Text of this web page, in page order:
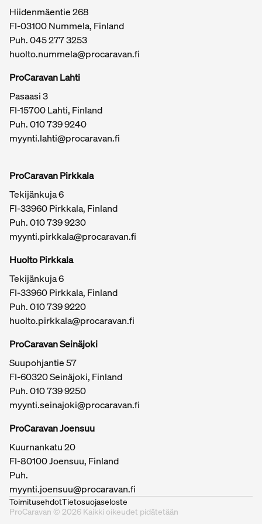
Hiidenmäentie 268
FI-03100 Nummela, Finland
Puh. 045 277 3253
huolto.nummela@procaravan.fi
ProCaravan Lahti
Pasaasi 3
FI-15700 Lahti, Finland
Puh.010 739 9240
myynti.lahti@procaravan.fi
ProCaravan Pirkkala
Tekijänkuja 6
FI-33960 Pirkkala, Finland
Puh.010 739 9230
myynti.pirkkala@procaravan.fi
Huolto Pirkkala
Tekijänkuja 6
FI-33960 Pirkkala, Finland
Puh.010 739 9220
huolto.pirkkala@procaravan.fi
ProCaravan Seinäjoki
Suupohjantie 57
FI-60320 Seinäjoki, Finland
Puh.010 739 9250
myynti.seinajoki@procaravan.fi
ProCaravan Joensuu
Kuurnankatu 20
FI-80100 Joensuu, Finland
Puh.
myynti.joensuu@procaravan.fi
ToimitusehdotTietosuojaseloste
ProCaravan © 2026 Kaikki oikeudet pidätetään